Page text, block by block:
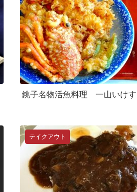
銚子名物活魚料理 一山いけす
テイクアウト